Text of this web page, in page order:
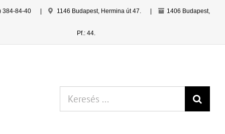
384-84-40 1146 Budapest, Hermina út 47. 1406 Budapest,
Pf.: 44.